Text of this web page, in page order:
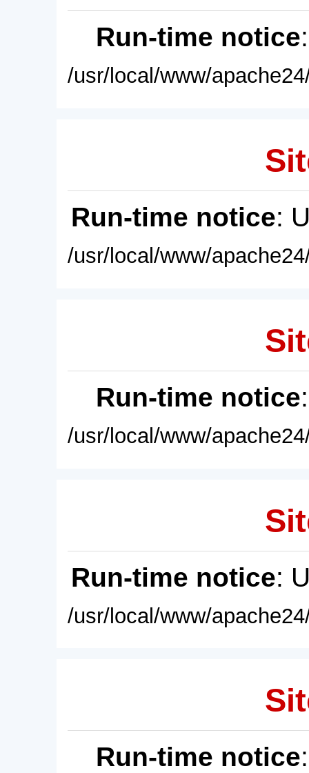
Run-time notice
/usr/local/www/
Run-time notice:
/usr/local/www/
Run-time notice
/usr/local/www/
Run-time notice:
/usr/local/www/
Run-time notice